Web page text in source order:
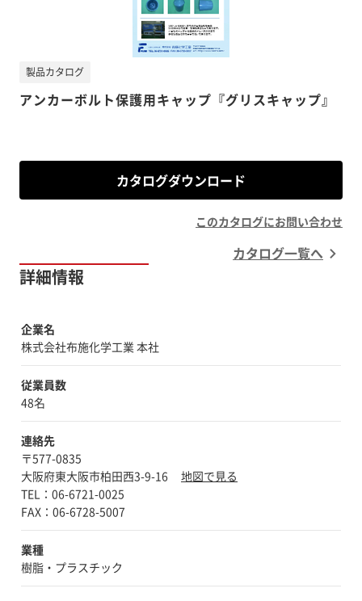
アンカーボルト保護用キャップ『グリスキャップ』
製品カタログ
カタログダウンロード
このカタログにお問い合わせ
カタログ一覧へ
詳細情報
企業名
株式会社布施化学工業 本社
従業員数
48名
連絡先
〒577-0835
大阪府東大阪市柏田西3-9-16
地図で見る
TEL：06-6721-0025
業種
樹脂・プラスチック